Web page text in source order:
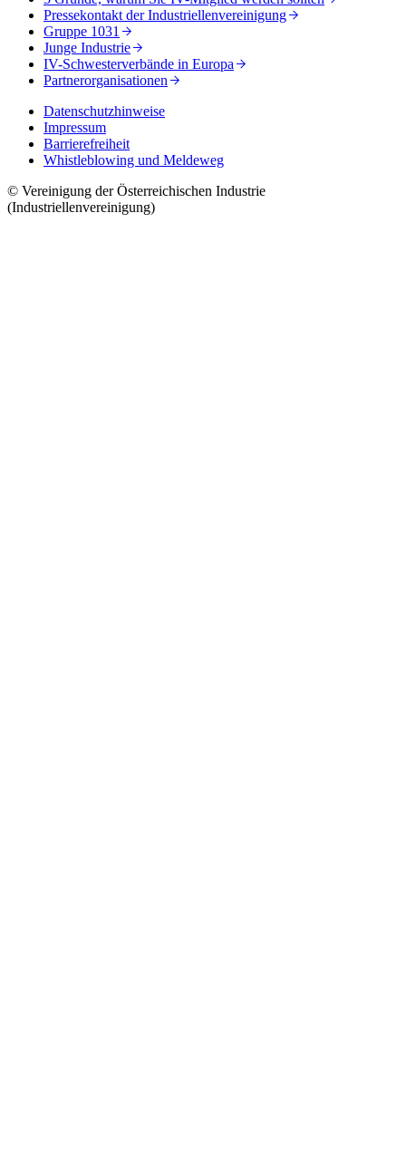
Pressekontakt der Industriellenvereinigung
Gruppe 1031
Junge Industrie
IV-Schwesterverbände in Europa
Partnerorganisationen
Datenschutzhinweise
Impressum
Barrierefreiheit
Whistleblowing und Meldeweg
© Vereinigung der Österreichischen Industrie
(Industriellenvereinigung)